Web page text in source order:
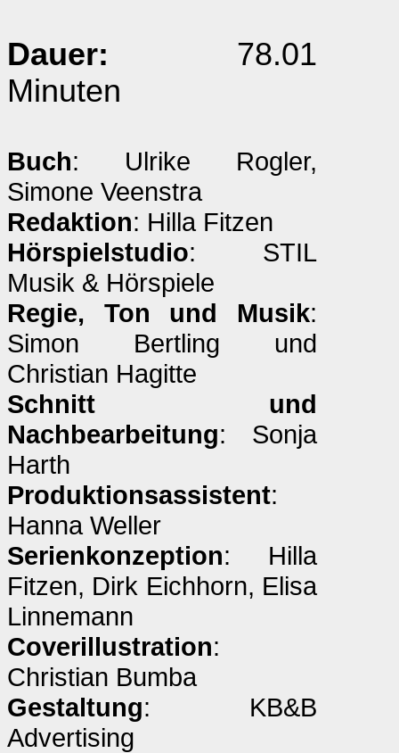
Dauer: 78.01
Minuten
Buch: Ulrike Rogler,
Simone Veenstra
Redaktion: Hilla Fitzen
Hörspielstudio: STIL
Musik & Hörspiele
Regie, Ton und Musik:
Simon Bertling und
Christian Hagitte
Schnitt und
Nachbearbeitung: Sonja
Harth
Produktionsassistent:
Hanna Weller
Serienkonzeption: Hilla
Fitzen, Dirk Eichhorn, Elisa
Linnemann
Coverillustration:
Christian Bumba
Gestaltung: KB&B
Advertising